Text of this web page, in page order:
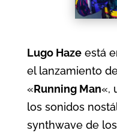
Lugo Hazeestá
el lanzamiento
«Running Man«,
los sonidos
synthwave de